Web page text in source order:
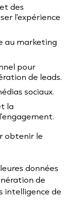
des
l'expérience
au marketing
pour
de leads.
sociaux.
la
obtenir le
données
de
intelligence de